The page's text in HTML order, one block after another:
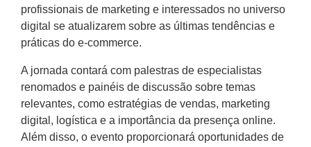
profissionais de marketing e interessados no universo
digital se atualizarem sobre as últimas tendências e
práticas do e-commerce.
A jornada contará com palestras de especialistas
renomados e painéis de discussão sobre temas
relevantes, como estratégias de vendas, marketing
digital, logística e a importância da presença online.
Além disso, o evento proporcionará oportunidades de